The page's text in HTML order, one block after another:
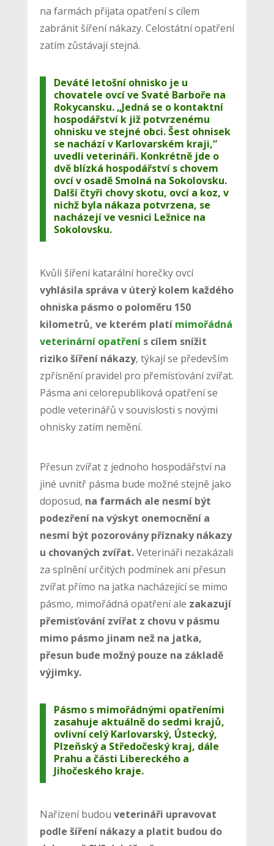
na farmách přijata opatření s cílem
zabránit šíření nákazy. Celostátní opatření
zatím zůstávají stejná.
Deváté letošní ohnisko je u
chovatele ovcí ve Svaté Barboře na
Rokycansku. „Jedná se o kontaktní
hospodářství k již potvrzenému
ohnisku ve stejné obci. Šest ohnisek
se nachází v Karlovarském kraji,“
uvedli veterináři. Konkrétně jde o
dvě blízká hospodářství s chovem
ovcí v osadě Smolná na Sokolovsku.
Další čtyři chovy skotu, ovcí a koz, v
nichž byla nákaza potvrzena, se
nacházejí ve vesnici Ležnice na
Sokolovsku.
Kvůli šíření katarální horečky ovcí
vyhlásila správa v úterý kolem každého
ohniska pásmo o poloměru 150
kilometrů, ve kterém platí mimořádná
veterinární opatřenís cílem snížit
riziko šíření nákazy, týkají se především
zpřísnění pravidel pro přemísťování zvířat.
Pásma ani celorepubliková opatření se
podle veterinářů v souvislosti s novými
ohnisky zatím nemění.
Přesun zvířat z jednoho hospodářství na
jiné uvnitř pásma bude možné stejně jako
doposud, na farmách ale nesmí být
podezření na výskyt onemocnění a
nesmí být pozorovány příznaky nákazy
u chovaných zvířat.Veterináři nezakázali
za splnění určitých podmínek ani přesun
zvířat přímo na jatka nacházející se mimo
pásmo, mimořádná opatření ale zakazují
přemisťování zvířat z chovu v pásmu
mimo pásmo jinam než na jatka,
přesun bude možný pouze na základě
výjimky.
Pásmo s mimořádnými opatřeními
zasahuje aktuálně do sedmi krajů,
ovlivní celý Karlovarský, Ústecký,
Plzeňský a Středočeský kraj, dále
Prahu a části Libereckého a
Jihočeského kraje.
Nařízení budou veterináři upravovat
podle šíření nákazy a platit budou do